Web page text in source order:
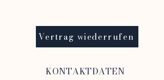
Vertrag wiederrufen
KONTAKTDATEN